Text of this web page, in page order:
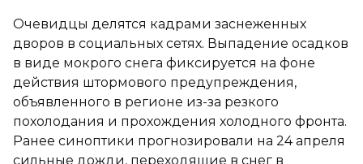
Очевидцы делятся кадрами заснеженных
дворов в социальных сетях. Выпадение осадков
в виде мокрого снега фиксируется на фоне
действия штормового предупреждения,
объявленного в регионе из-за резкого
похолодания и прохождения холодного фронта.
Ранее синоптики прогнозировали на 24 апреля
сильные дожди, переходящие в снег в